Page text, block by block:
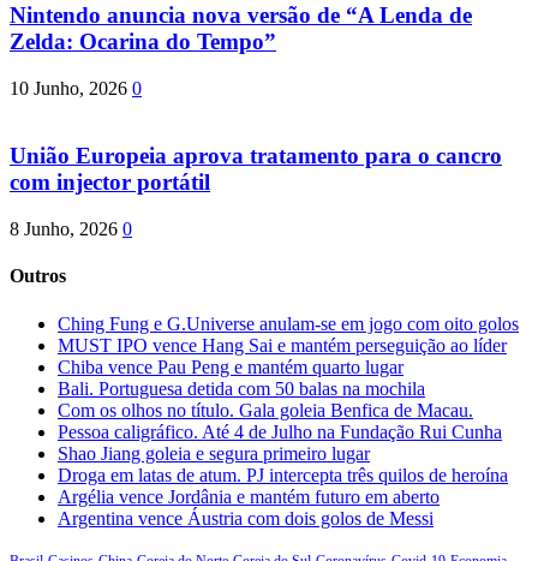
Nintendo anuncia nova versão de “A Lenda de
Zelda: Ocarina do Tempo”
10 Junho, 2026 0
União Europeia aprova tratamento para o cancro
com injector portátil
8 Junho, 2026 0
Outros
Ching Fung e G.Universe anulam-se em jogo com oito golos
MUST IPO vence Hang Sai e mantém perseguição ao líder
Chiba vence Pau Peng e mantém quarto lugar
Bali. Portuguesa detida com 50 balas na mochila
Com os olhos no título. Gala goleia Benfica de Macau.
Pessoa caligráfico. Até 4 de Julho na Fundação Rui Cunha
Shao Jiang goleia e segura primeiro lugar
Droga em latas de atum. PJ intercepta três quilos de heroína
Argélia vence Jordânia e mantém futuro em aberto
Argentina vence Áustria com dois golos de Messi